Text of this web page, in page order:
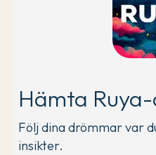
Hämta
Följ dina drömmar var
insikter.